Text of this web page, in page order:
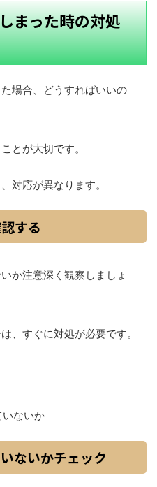
まった時の対処
場合、どうすればいいの
とが大切です。
対応が異なります。
する
か注意深く観察しましょ
、すぐに対処が必要です。
ないか
ないかチェック